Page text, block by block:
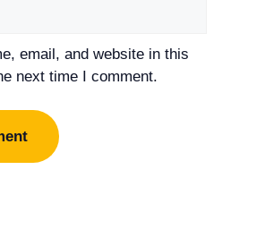
email, and website in this
next time I comment.